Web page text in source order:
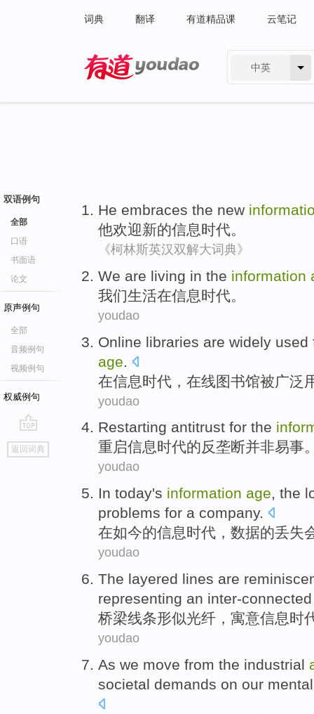
词典 翻译 有道精品课 云笔记
中英
双语例句
全部
口语
书面语
论文
原声例句
全部
音频例句
视频例句
权威例句
go
top
返回词典
He embraces the new
他欢迎新的信息时代。
《柯林斯英汉双解大词典》
We are living in the information
我们生活在信息时代。
youdao
Online libraries are widely
age
在信息时代，在线图书馆被广泛
youdao
Restarting antitrust for the
重启信息时代的反垄断并非易事
youdao
In today's information age, the
problems for a company.
在如今的信息时代 ， 数据的丢失
youdao
The layered lines are
representing an inter-connected
桥梁线条形似光纤 ，寓意信息时
youdao
As we move from the industrial
societal demands on our mental